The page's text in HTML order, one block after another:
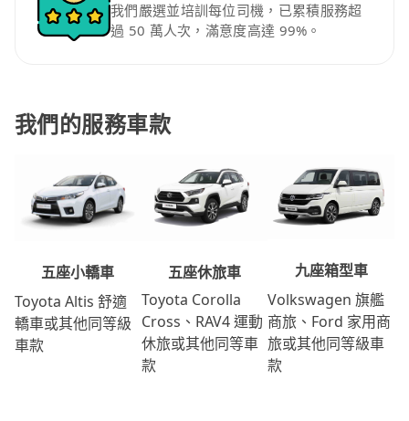
我們嚴選並培訓每位司機，已累積服務超
過 50 萬人次，滿意度高達 99%。
我們的服務車款
五座小轎車
Toyota Altis 舒適
轎車或其他同等級
車款
五座休旅車
Toyota Corolla
Cross、RAV4 運動
休旅或其他同等車
款
九座箱型車
Volkswagen 旗艦
商旅、Ford 家用商
旅或其他同等級車
款